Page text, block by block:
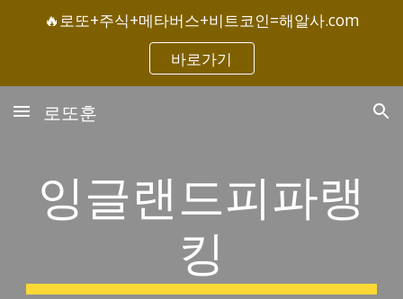
Skip to main content Skip to navigation
🔥로또+주식+메타버스+비트코인=해알사.com
바로가기
로또훈
잉글랜드피파랭
킹